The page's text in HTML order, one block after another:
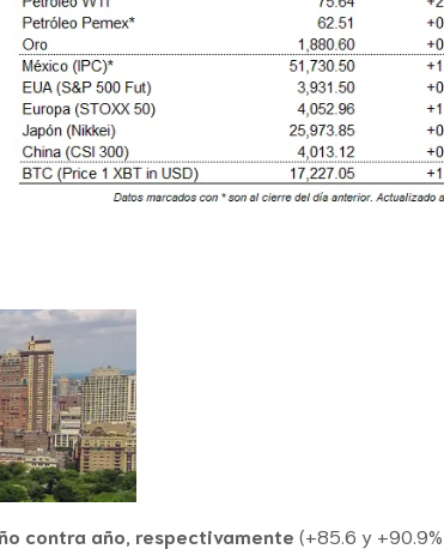
contra año, respectivamente (+85.6 y +90.9%